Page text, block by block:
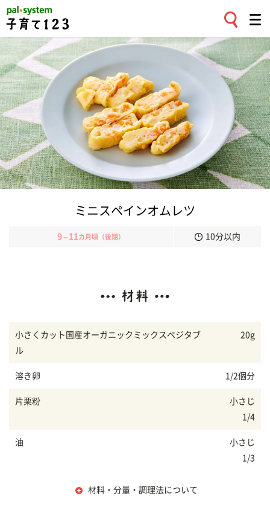
ミニスペインオムレツ
9～ 11 カ月頃（後期） 10分以内
小さくカット国産オーガニックミックスベジタブ
ル
20g
溶き卵 1/2個分
片栗粉
小さじ
1/4
油
小さじ
1/3
材料・分量・調理法について